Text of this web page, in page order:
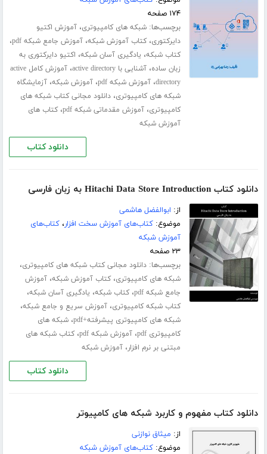
۱۷۴ صفحه
برچسب‌ها:شبکه های کامپیوتری،آموزش اکتیو
دایرکتوری،کتاب آموزش شبکه،آموزش جامع شبکه pdf ،
کتاب شبکه، یادگیری آسان شبکه، اکتیو دایرکتوری به
زبان ساده،آشنایی با active directory ،
آموزش کامل active
directory،آموزش شبکه pdf ،آموزش شبکه،آزمایشگاه
شبکه های کامپیوتری،دانلود مجانی کتاب شبکه های
کامپیوتری،آموزش مقدماتی شبکه pdf ،کتاب های
آموزش شبکه
دانلود کتاب
دانلود کتاب Hitachi Data Store Introduction به زبان فارسی
از: ابوالفضل هاشمی
موضوع:کتاب‌های آموزش سخت افزار،کتاب‌های
آموزش شبکه
۲۳ صفحه
برچسب‌ها:دانلود مجانی کتاب شبکه های کامپیوتری،
شبکه های کامپیوتری،کتاب آموزش شبکه،آموزش
جامع شبکه pdf
،کتاب شبکه، یادگیری آسان شبکه،
کتاب شبکه کامپیوتری،آموزش سریع و جامع شبکه،
شبکه های کامپیوتری پیشرفته+pdf ،شبکه های
کامپیوتری pdf
،آموزش شبکه pdf ،کتاب شبکه های
مبتنی بر نرم افزار،آموزش شبکه
دانلود کتاب
دانلود کتاب مفهوم و کاربرد شبکه های کامپیوتر
از: میثاق نوازنی
موضوع:کتاب‌های آموزش شبکه